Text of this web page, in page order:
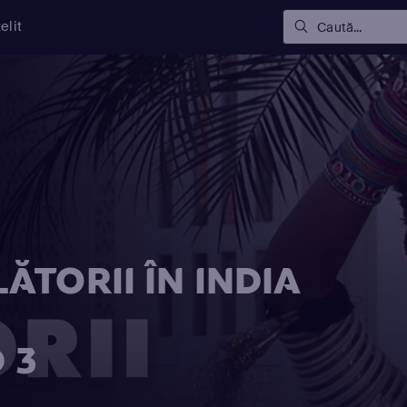
Caută...
ÎN INDIA
3